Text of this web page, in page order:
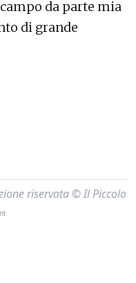
da parte mia
di grande
riservata © Il Piccolo